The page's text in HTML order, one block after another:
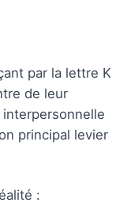
par la lettre K
de leur
principal levier
: